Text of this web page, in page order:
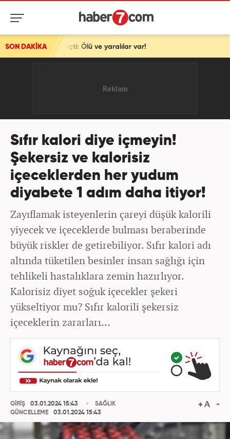
SON DAKİKA
Ölü ve yaralılar var!
Sıfır kalori diye içmeyin!
Şekersiz ve kalorisiz
içeceklerden her yudum
diyabete 1 adım daha itiyor!
Zayıflamak isteyenlerin çareyi düşük kalorili
yiyecek ve içeceklerde bulması beraberinde
büyük riskler de getirebiliyor. Sıfır kalori adı
altında tüketilen besinler insan sağlığı için
tehlikeli hastalıklara zemin hazırlıyor.
Kalorisiz diyet soğuk içecekler şekeri
yükseltiyor mu? Sıfır kalorili şekersiz
içeceklerin zararları…
GİRİŞ
03.01.2024 15:43
GÜNCELLEME
03.01.2024 15:43
SAĞLIK